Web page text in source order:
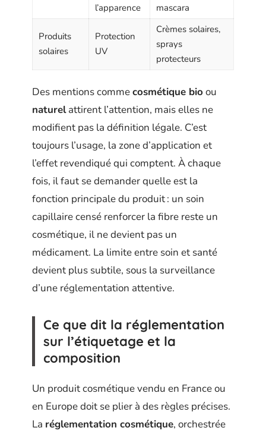
l’apparence mascara
Produits
solaires
Protection
UV
Crèmes solaires,
sprays
protecteurs
Des mentions commecosmétique bio ou
naturelattirent l’attention, mais elles ne
modifient pas la définition légale. C’est
toujours l’usage, la zone d’application et
l’effet revendiqué qui comptent. À chaque
fois, il faut se demander quelle est la
fonction principale du produit : un soin
capillaire censé renforcer la fibre reste un
cosmétique, il ne devient pas un
médicament. La limite entre soin et santé
devient plus subtile, sous la surveillance
d’une réglementation attentive.
Ce que dit la réglementation
sur l’étiquetage et la
composition
Un produit cosmétique vendu en France ou
en Europe doit se plier à des règles précises.
La réglementation cosmétique, orchestrée